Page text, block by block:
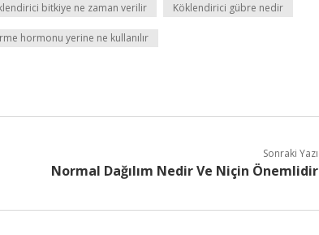
bitkiye ne zaman verilir Köklendirici gübre nedir
hormonu yerine ne kullanılır
Sonraki Yazı
Normal Dağılım Nedir Ve Niçin Önemlidir